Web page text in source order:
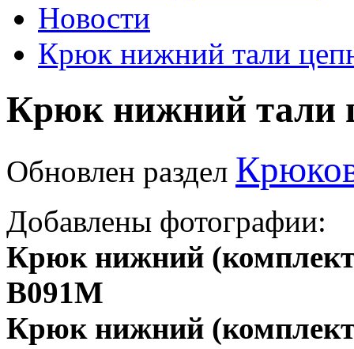
Новости
Крюк нижний тали
Крюк нижний тали
Обновлен раздел
Добавлены фотографии:
Крюк нижний
В091М
Крюк нижний